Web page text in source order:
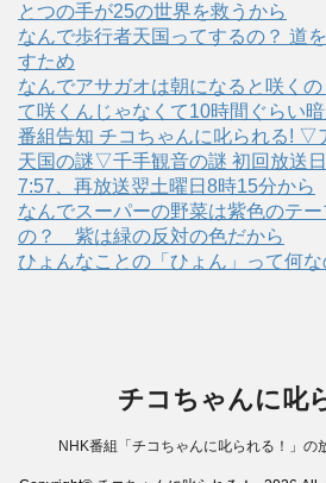
とつの手が25の世界を救うから
なんで歩行者天国ってするの？ 道
すため
なんでアサガオは朝になると咲く
て咲くんじゃなくて10時間ぐらい
番組告知 チコちゃんに叱られる!
天国の謎▽千手観音の謎 初回放送
7:57、再放送翌土曜日8時15分から
なんでスーパーの野菜は紫色のテ
の？ 紫は緑の反対の色だから
ひょんなことの「ひょん」って何
チコちゃんに叱
NHK番組「チコちゃんに叱られる！」の